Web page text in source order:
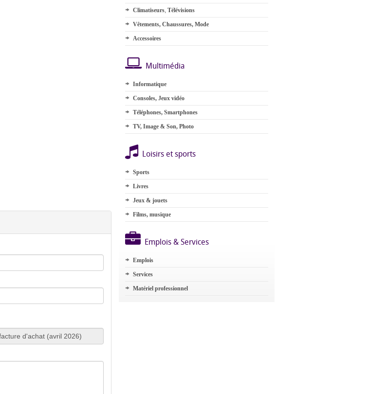
Climatiseurs, Télévisions
Vêtements, Chaussures, Mode
Accessoires
Multimédia
Informatique
Consoles, Jeux vidéo
Téléphones, Smartphones
TV, Image & Son, Photo
Loisirs et sports
Sports
Livres
Jeux & jouets
Films, musique
Emplois & Services
Emplois
Services
Matériel professionnel